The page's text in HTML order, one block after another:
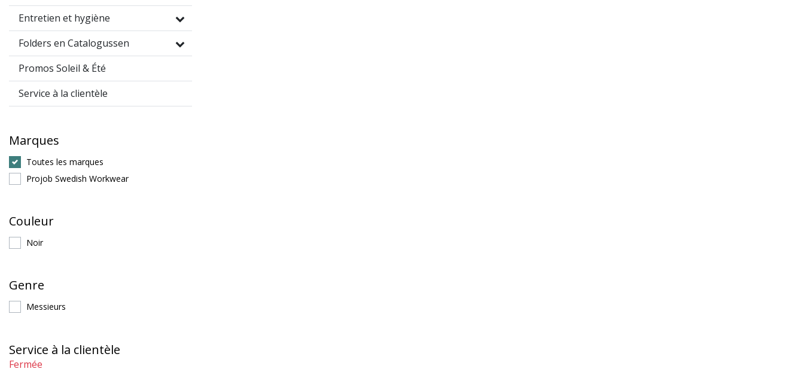
Entretien et hygiène
Folders en Catalogussen
Promos Soleil & Été
Service à la clientèle
Marques
Toutes les marques
Projob Swedish Workwear
Couleur
Noir
Genre
Messieurs
Service à la clientèle
Fermée